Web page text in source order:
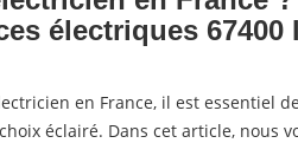
électriques 67400
en France, il est essentiel
éclairé. Dans cet article, nous